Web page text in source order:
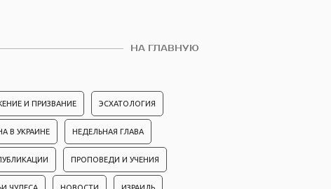
НА ГЛАВНУЮ
И ПРИЗВАНИЕ ЭСХАТОЛОГИЯ
В УКРАИНЕ НЕДЕЛЬНАЯ ГЛАВА
ПРОПОВЕДИ И УЧЕНИЯ